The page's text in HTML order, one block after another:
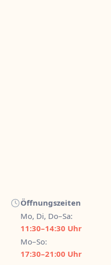
Öffnungszeiten
Mo, Di, Do–Sa:
11:30–14:30 Uhr
Mo–So:
17:30–21:00 Uhr